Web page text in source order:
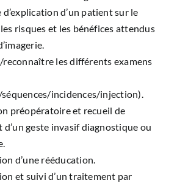
d’un patient sur le
risques et les bénéfices attendus
les différents examens
incidences/injection).
préopératoire et recueil de
d’un geste invasif diagnostique ou
d’une rééducation.
et suivi d’un traitement par